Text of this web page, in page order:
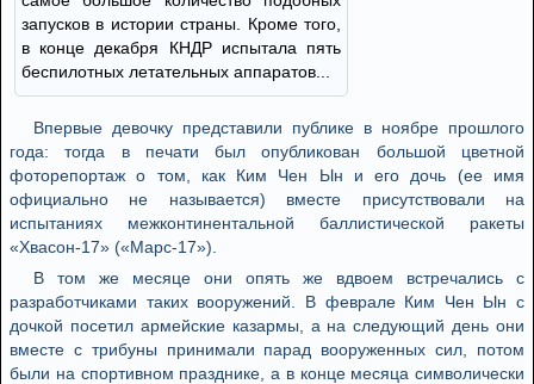
запусков в истории страны. Кроме того,
в конце декабря КНДР испытала пять
беспилотных летательных аппаратов...
Впервые девочку представили публике в ноябре прошлого
года: тогда в печати был опубликован большой цветной
фоторепортаж о том, как Ким Чен Ын и его дочь (ее имя
официально не называется) вместе присутствовали на
испытаниях межконтинентальной баллистической ракеты
«Хвасон-17» («Марс-17»).
В том же месяце они опять же вдвоем встречались с
разработчиками таких вооружений. В феврале Ким Чен Ын с
дочкой посетил армейские казармы, а на следующий день они
вместе с трибуны принимали парад вооруженных сил, потом
были на спортивном празднике, а в конце месяца символически